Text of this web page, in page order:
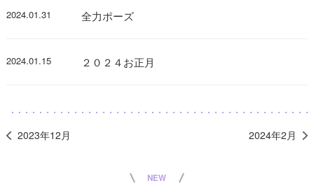
2024.01.31 全力ポーズ
2024.01.15 ２０２４お正月
2023年12月 2024年2月
NEW